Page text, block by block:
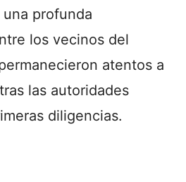
profunda
los vecinos del
atentos a
las autoridades
diligencias.